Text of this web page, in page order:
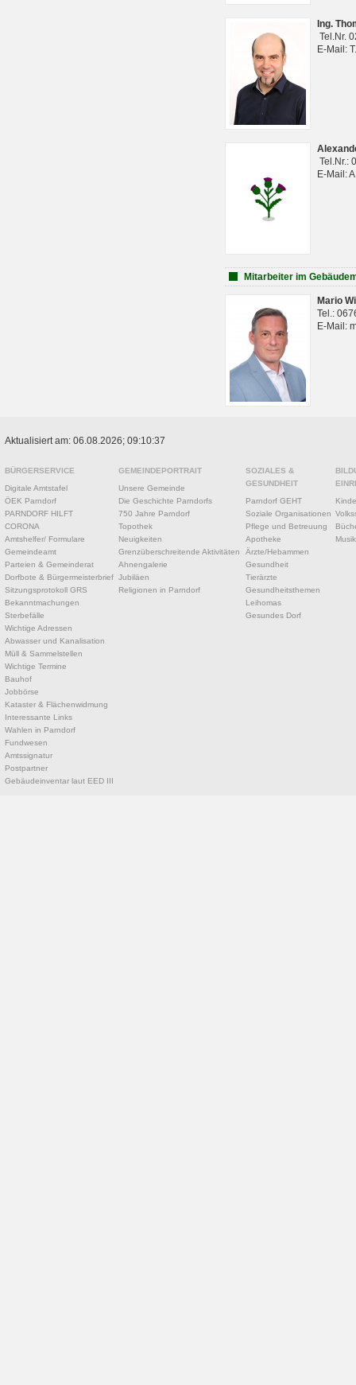
Ing.
Tel.Nr.
E-Mail:
Tel.Nr.:
E-Mail:
Mitarbeiter im
Mario
Tel.:
E-Mail:
Aktualisiert am: 06.08.2026; 09:10:37
BÜRGERSERVICE
Digitale Amtstafel
ÖEK Parndorf
PARNDORF HILFT
CORONA
Amtshelfer/ Formulare
Gemeindeamt
Parteien & Gemeinderat
Dorfbote & Bürgermeisterbrief
Sitzungsprotokoll GRS
Bekanntmachungen
Sterbefälle
Wichtige Adressen
Abwasser und Kanalisation
Müll & Sammelstellen
Wichtige Termine
Bauhof
Jobbörse
Kataster & Flächenwidmung
Interessante Links
Wahlen in Parndorf
Fundwesen
Amtssignatur
Postpartner
Gebäudeinventar laut EED III
GEMEINDEPORTRAIT
Unsere Gemeinde
Die Geschichte Parndorfs
750 Jahre Parndorf
Topothek
Neuigkeiten
Grenzüberschreitende Aktivitäten
Ahnengalerie
Jubiläen
Religionen in Parndorf
SOZIALES &
GESUNDHEIT
Parndorf GEHT
Soziale Organisationen
Pflege und Betreuung
Apotheke
Ärzte/Hebammen
Gesundheit
Tierärzte
Gesundheitsthemen
Leihomas
Gesundes Dorf